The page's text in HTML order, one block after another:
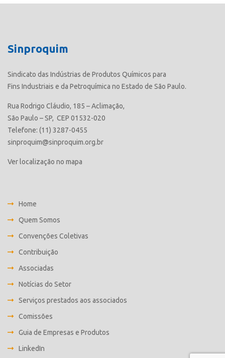
Sinproquim
Sindicato das Indústrias de Produtos Químicos para
Fins Industriais e da Petroquímica no Estado de São Paulo.
Rua Rodrigo Cláudio, 185 – Aclimação,
São Paulo – SP, CEP 01532-020
Telefone: (11) 3287-0455
sinproquim@sinproquim.org.br
Ver localização no mapa
Home
Quem Somos
Convenções Coletivas
Contribuição
Associadas
Notícias do Setor
Serviços prestados aos associados
Comissões
Guia de Empresas e Produtos
LinkedIn